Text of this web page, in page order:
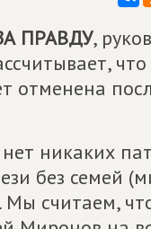
ПРАВДУ,
отменена
никаких
без семей
Мы считаем,